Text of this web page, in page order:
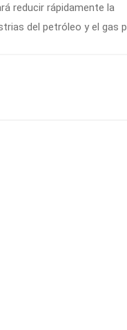
reducir rápidamente la
del petróleo y el gas p